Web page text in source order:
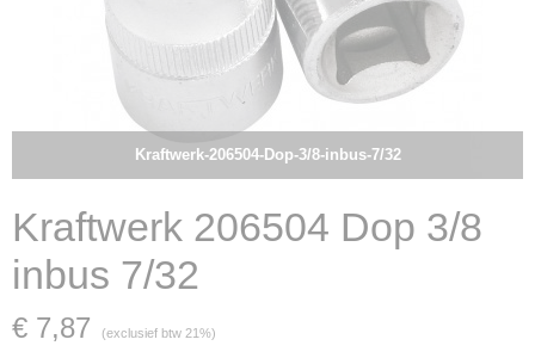
Kraftwerk-206504-Dop-3/8-inbus-7/32
Kraftwerk 206504 Dop 3/8
inbus 7/32
€ 7,87 (exclusief btw 21%)